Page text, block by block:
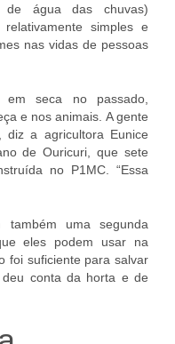
de água das chuvas)
simples e
nas vidas de pessoas
seca no passado,
e nos animais. A gente
diz a agricultora Eunice
de Ouricuri, que sete
no P1MC. “Essa
uma segunda
eles podem usar na
foi suficiente para salvar
conta da horta e de